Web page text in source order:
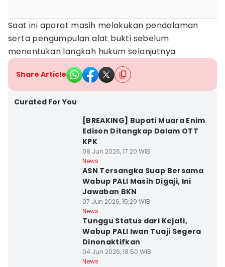
Saat ini aparat masih melakukan pendalaman
serta pengumpulan alat bukti sebelum
menentukan langkah hukum selanjutnya.
Share Article
Curated For You
[BREAKING] Bupati Muara Enim
Edison Ditangkap Dalam OTT
KPK
08 Jun 2026, 17:20 WIB
News
ASN Tersangka Suap Bersama
Wabup PALI Masih Digaji, Ini
Jawaban BKN
07 Jun 2026, 15:29 WIB
News
Tunggu Status dari Kejati,
Wabup PALI Iwan Tuaji Segera
Dinonaktifkan
04 Jun 2026, 18:50 WIB
News